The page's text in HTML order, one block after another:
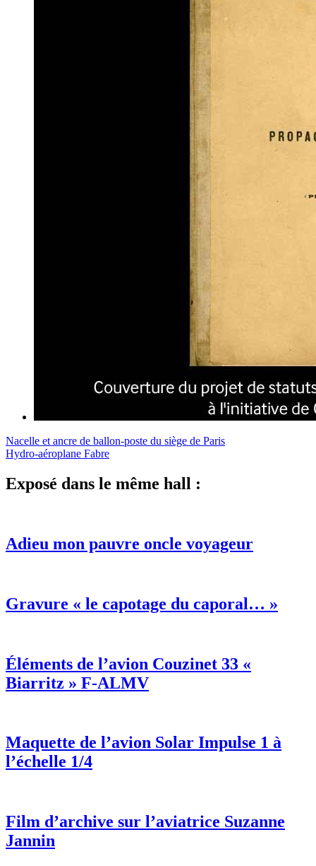
Nacelle et ancre de ballon-poste du siège de Paris
Hydro-aéroplane Fabre
Exposé dans le même hall :
Adieu mon pauvre oncle voyageur
Gravure « le capotage du caporal… »
Éléments de l’avion Couzinet 33 «
Biarritz » F-ALMV
Maquette de l’avion Solar Impulse 1 à
l’échelle 1/4
Film d’archive sur l’aviatrice Suzanne
Jannin